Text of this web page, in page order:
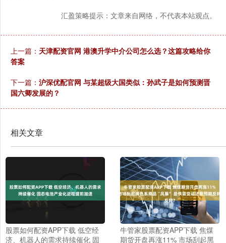
汇盈策略提示：文章来自网络，不代表本站观点。
上一篇： 天津配资官网 港澳升学中介公司怎么选？这篇攻略给你
答案
下一篇： 沪深优配官网 与某超级大国类似：孙武子是如何预测晋
国六卿发展的？
相关文章
股票如何配资APP下载 低空经
济、机器人的需求持续催化 固
牛管家股票配资APP下载 焦煤
期货开盘再涨11% 市场刮起黑